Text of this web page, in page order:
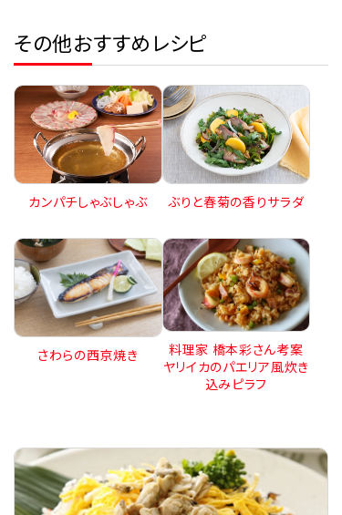
その他おすすめレシピ
カンパチしゃぶしゃぶ ぶりと春菊の香りサラダ
さわらの西京焼き
料理家 橋本彩さん考案
ヤリイカのパエリア風炊き
込みピラフ